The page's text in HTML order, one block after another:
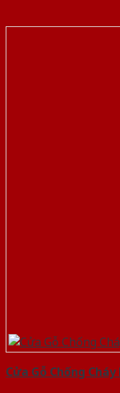
Cửa Gỗ Chống